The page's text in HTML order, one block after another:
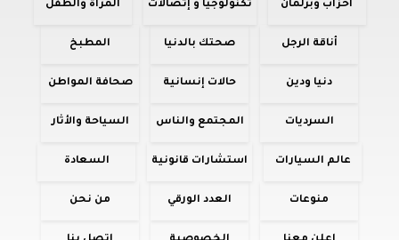
أحزاب وبرلمان تكنولوجيا و إتصالات المرأة والطفل
أناقة الرجل صحتك بالدنيا المطبخ
دنيا ودين حالات إنسانية صحافة المواطن
السرديات المجتمع والناس السياحة والأثار
عالم السيارات استشارات قانونية السعادة
منوعات العدد الورقي من نحن